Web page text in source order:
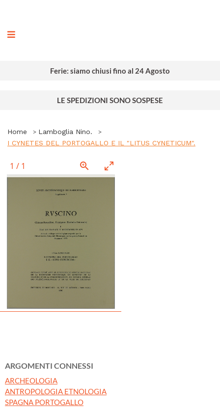
Ferie: siamo chiusi fino al 24 Agosto
LE SPEDIZIONI SONO SOSPESE
Home
Lamboglia Nino.
I CYNETES DEL PORTOGALLO E IL "LITUS CYNETICUM".
1 / 1
ARGOMENTI CONNESSI
ARCHEOLOGIA
ANTROPOLOGIA ETNOLOGIA
SPAGNA PORTOGALLO